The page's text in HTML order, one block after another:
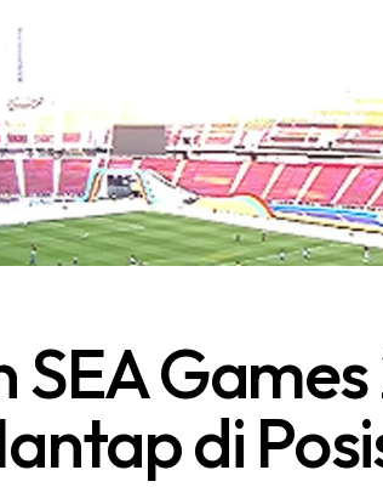
SEA
di